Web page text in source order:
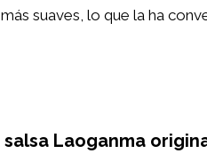
suaves, lo que la ha
Laoganma